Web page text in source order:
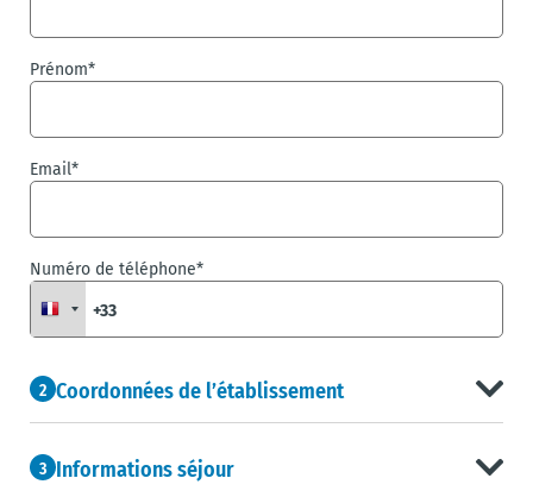
Prénom*
Email*
Numéro de téléphone*
2 Coordonnées de l’établissement
3 Informations séjour